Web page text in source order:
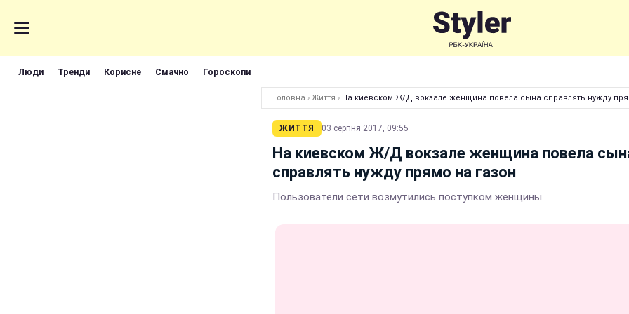
Люди Тренди Корисне Смачно Гороскопи
Головна › Життя › На киевском Ж/Д вокзале женщина повела сына справлять нужду
ЖИТТЯ 03 серпня 2017, 09:55
На киевском Ж/Д вокзале женщина повела
справлять нужду прямо на газон
Пользователи сети возмутились поступком женщины